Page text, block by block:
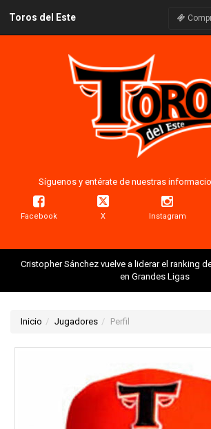
Toros del Este
Síguenos y entérate de nuestras
Facebook X Instagram
Cristopher Sánchez vuelve a liderar el ranking
en Grandes Ligas
Inicio Jugadores Perfil